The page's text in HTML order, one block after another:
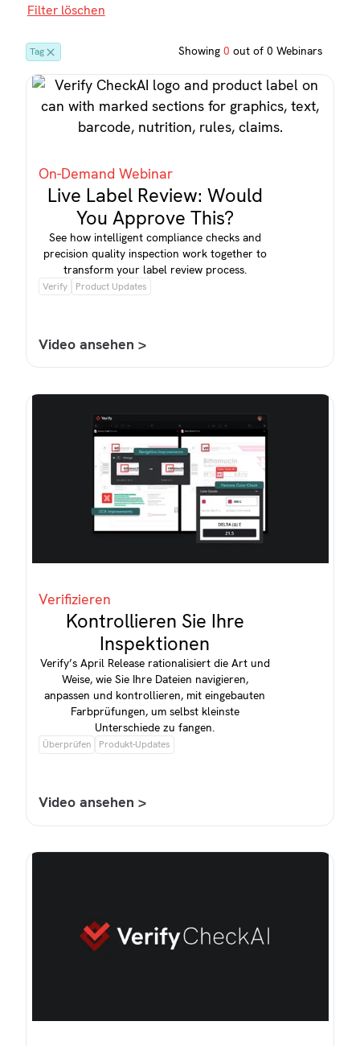
Filter löschen
Tag Showing 0 out of 0 Webinars
On-Demand Webinar
Live Label Review: Would
You Approve This?
See how intelligent compliance checks and
precision quality inspection work together to
transform your label review process.
Verify Product Updates
Video ansehen >
Verifizieren
Kontrollieren Sie Ihre
Inspektionen
Verify’s April Release rationalisiert die Art und
Weise, wie Sie Ihre Dateien navigieren,
anpassen und kontrollieren, mit eingebauten
Farbprüfungen, um selbst kleinste
Unterschiede zu fangen.
Überprüfen Produkt-Updates
Video ansehen >